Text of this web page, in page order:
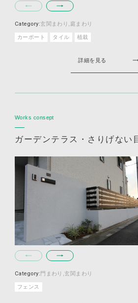
Category:玄関まわり 庭まわり
カーポート タイル 植栽
詳細を見る
Category: 門まわり 玄関まわり
フェンス
Works consept
ガーデンテラス・さりげない